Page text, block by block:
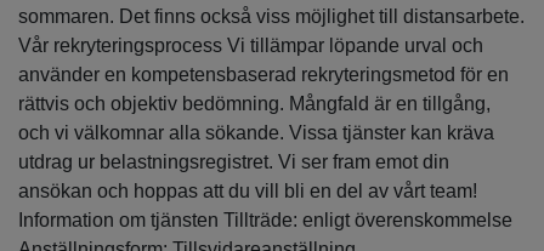
sommaren. Det finns också viss möjlighet till distansarbete.
Vår rekryteringsprocess Vi tillämpar löpande urval och
använder en kompetensbaserad rekryteringsmetod för en
rättvis och objektiv bedömning. Mångfald är en tillgång,
och vi välkomnar alla sökande. Vissa tjänster kan kräva
utdrag ur belastningsregistret. Vi ser fram emot din
ansökan och hoppas att du vill bli en del av vårt team!
Information om tjänsten Tillträde: enligt överenskommelse